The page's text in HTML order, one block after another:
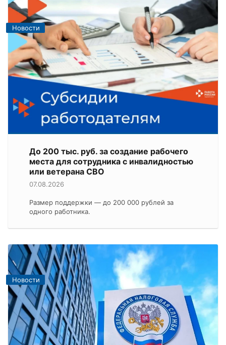
Новости
До 200 тыс. руб. за создание рабочего
места для сотрудника с инвалидностью
или ветерана СВО
07.08.2026
Размер поддержки — до 200 000 рублей за
одного работника.
Новости